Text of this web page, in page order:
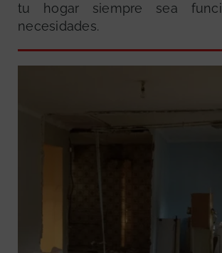
tu hogar siempre sea
necesidades.